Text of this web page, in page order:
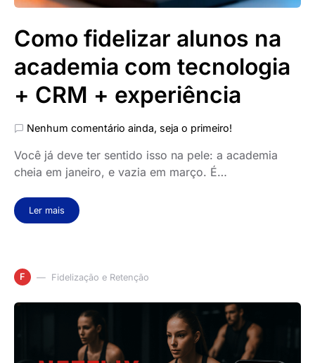
Como fidelizar alunos na
academia com tecnologia
+ CRM + experiência
Nenhum comentário ainda, seja o primeiro!
Você já deve ter sentido isso na pele: a academia
cheia em janeiro, e vazia em março. É…
Ler mais
F Fidelização e Retenção